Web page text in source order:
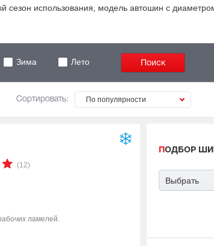
сезон использования, модель автошин с
Зима Лето
Сортировать: По популярности
(12)
ламелей.
ПОДБОР
Выбрать